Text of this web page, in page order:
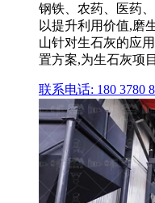
钢铁、农药、医药
以提升利用价值,磨
山针对生石灰的应
置方案,为生石灰项
联系电话: 180 3780